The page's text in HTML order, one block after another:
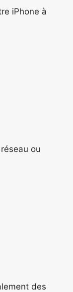
iPhone à
ou
des